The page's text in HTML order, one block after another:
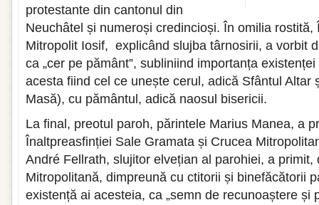
protestante din cantonul din
Neuchâtel și numeroși credincioși. În omilia
Mitropolit Iosif, explicând slujba târnosirii, a vorbit
ca „cer pe pământ”, subliniind importanța
acesta fiind cel ce unește cerul, adică Sfântul Altar
Masă), cu pământul, adică naosul bisericii.
La final, preotul paroh, părintele Marius Manea, a
Înaltpreasfinției Sale Gramata și Crucea
André Fellrath, slujitor elvețian al parohiei, a primit,
Mitropolitană, dimpreună cu ctitorii și binefăcătorii
existență ai acesteia, ca „semn de recunoaștere și